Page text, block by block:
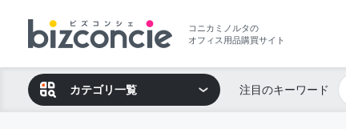
コニカミノルタの
オフィス用品購買サイト
カテゴリ一覧 注目のキーワード